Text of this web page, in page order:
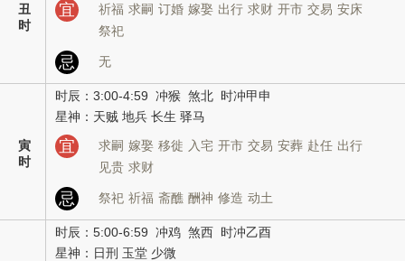
丑
时
宜 祈福 求嗣 订婚 嫁娶 出行 求财 开市 交易 安床
祭祀
忌 无
寅
时
时辰：3:00-4:59 冲猴 煞北 时冲甲申
星神：天贼 地兵 长生 驿马
宜 求嗣 嫁娶 移徙 入宅 开市 交易 安葬 赴任 出行
见贵 求财
忌 祭祀 祈福 斋醮 酬神 修造 动土
时辰：5:00-6:59 冲鸡 煞西 时冲乙酉
星神：日刑 玉堂 少微